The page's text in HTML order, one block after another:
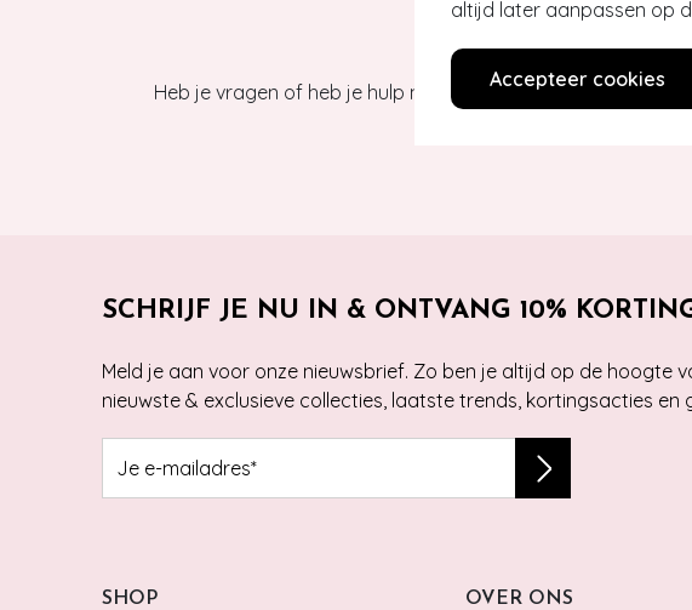
altijd later aanpassen op
Accepteer cookies
Heb je vragen of heb je hulp nodig bij je bestelling? Lees
SCHRIJF JE NU IN & ONTVANG 10%
Meld je aan voor onze nieuwsbrief. Zo ben je altijd op de hoogte
nieuwste & exclusieve collecties, laatste trends, kortingsacties en
SHOP OVER ONS